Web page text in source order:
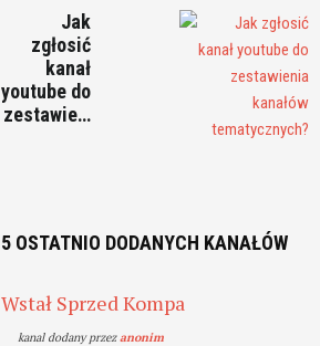
Jak
zgłosić
kanał
youtube do
zestawie…
5 OSTATNIO DODANYCH KANAŁÓW
Wstał Sprzed Kompa
kanal dodany przezanonim